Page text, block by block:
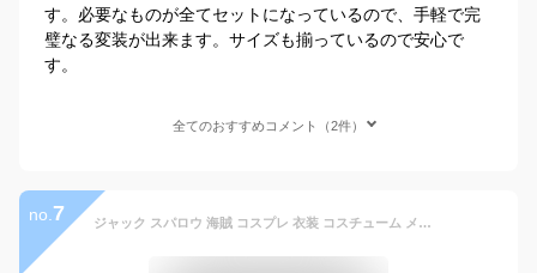
す。必要なものが全てセットになっているので、手軽で完
璧なる変装が出来ます。サイズも揃っているので安心で
す。
全てのおすすめコメント（2件）
no. 7 ジャック スパロウ 海賊 コスプレ 衣装 コスチューム メンズ 男性 パイレーツ オブ カリビアン ハロウィーン 01376